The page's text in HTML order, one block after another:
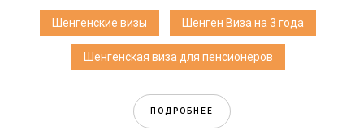
Шенгенские визы Шенген Виза на 3 года
Шенгенская виза для пенсионеров
ПОДРОБНЕЕ